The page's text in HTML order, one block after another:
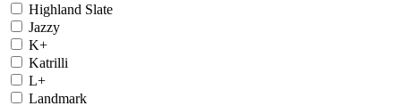
Highland Slate
Jazzy
K+
Katrilli
L+
Landmark